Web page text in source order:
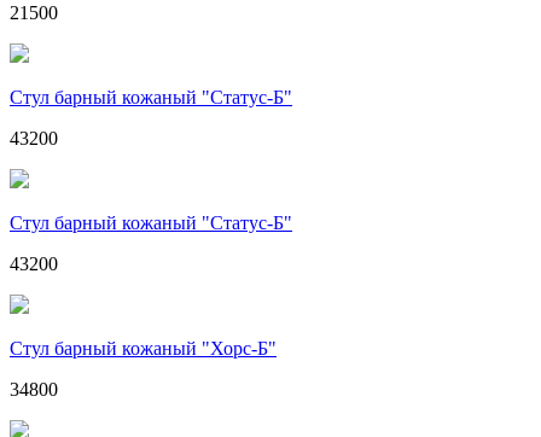
21500
Стул барный кожаный "Статус-Б"
43200
Стул барный кожаный "Статус-Б"
43200
Стул барный кожаный "Хорс-Б"
34800